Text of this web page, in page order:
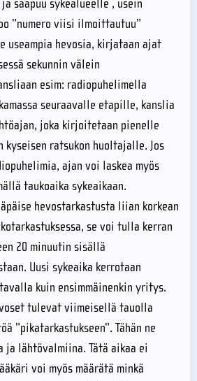
saapuu sykealueelle , usein
”numero viisi ilmoittautuu”
useampia hevosia, kirjataan ajat
sekunnin välein
esim: radiopuhelimella
seuraavalle etapille, kanslia
joka kirjoitetaan pienelle
kyseisen ratsukon huoltajalle. Jos
ajan voi laskea myös
taukoaika sykeaikaan.
hevostarkastusta liian korkean
se voi tulla kerran
20 minuutin sisällä
Uusi sykeaika kerrotaan
kuin ensimmäinenkin yritys.
tulevat viimeisellä tauolla
”pikatarkastukseen”. Tähän ne
lähtövalmiina. Tätä aikaa ei
voi myös määrätä minkä